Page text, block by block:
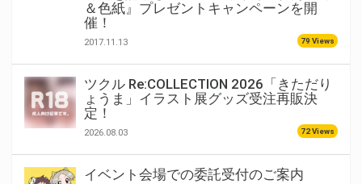
＆色紙』プレゼントキャンペーンを開
催！
2017.11.13 79 Views
ツクル Re:COLLECTION 2026「きただり
ょうま」イラスト展グッズ受注再販決
定！
2026.08.03 72 Views
イベント会場での委託受付のご案内